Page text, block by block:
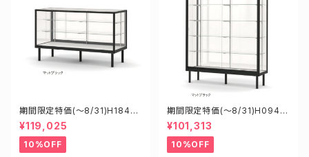
期間限定特価(～8/31)H18450
B W1800D450H900mm 新
型業務用ガラスケース ショーケ
ース
¥119,025
10%OFF
期間限定特価(～8/31)H0945
5B W900D450H1500mm 新
型業務用ガラスケース ショーケ
ース
¥101,313
10%OFF